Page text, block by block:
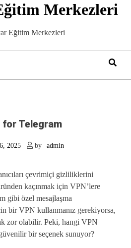
Merkezleri
Eğitim Merkezleri
for Telegram
2025 by admin
çevrimiçi gizliliklerini
kaçınmak için VPN’lere
gibi özel mesajlaşma
bir VPN kullanmanız gerekiyorsa,
zor olabilir. Peki, hangi VPN
bir seçenek sunuyor?